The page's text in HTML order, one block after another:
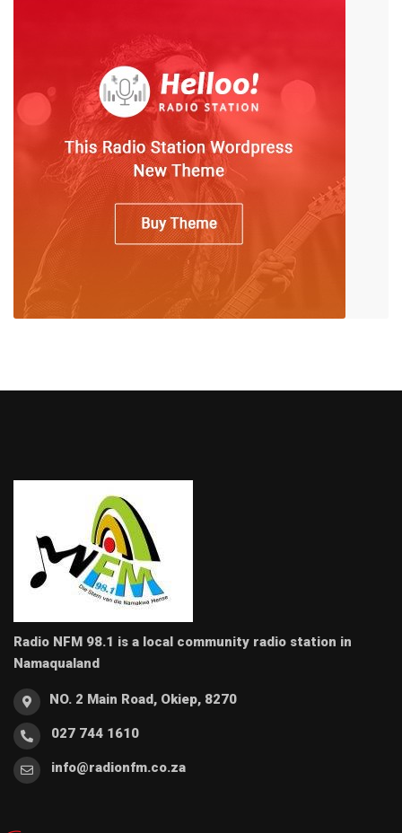
Radio NFM 98.1 is a local community radio station in
Namaqualand
NO. 2 Main Road, Okiep, 8270
027 744 1610
info@radionfm.co.za